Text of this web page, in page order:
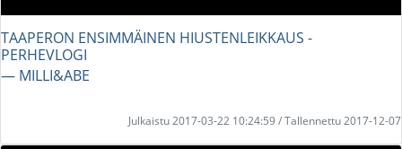
TAAPERON ENSIMMÄINEN HIUSTENLEIKKAUS -
PERHEVLOGI
― MILLI&ABE
Julkaistu 2017-03-22 10:24:59 / Tallennettu 2017-12-07